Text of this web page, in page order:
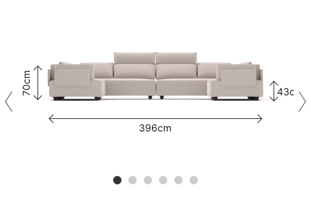
70cm
396cm
43cm